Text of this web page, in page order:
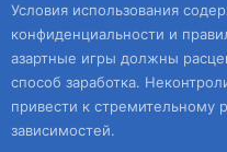
Условия использования
конфиденциальности и
азартные игры должны
способ заработка.
привести к стремительному
зависимостей.